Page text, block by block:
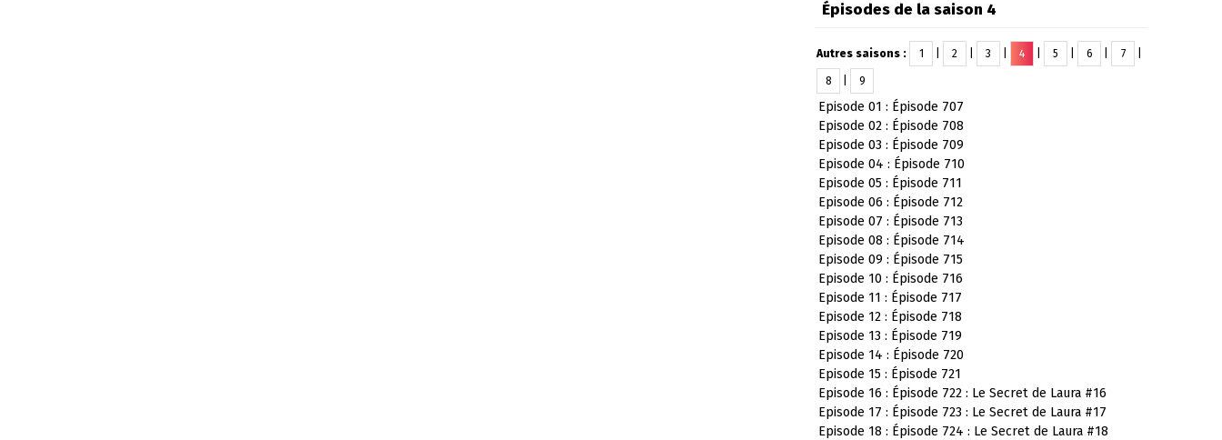
Épisodes de la saison 4
Autres saisons : 1 2 3 4 5 6 7
8 9
Episode 01 : Épisode 707
Episode 02 : Épisode 708
Episode 03 : Épisode 709
Episode 04 : Épisode 710
Episode 05 : Épisode 711
Episode 06 : Épisode 712
Episode 07 : Épisode 713
Episode 08 : Épisode 714
Episode 09 : Épisode 715
Episode 10 : Épisode 716
Episode 11 : Épisode 717
Episode 12 : Épisode 718
Episode 13 : Épisode 719
Episode 14 : Épisode 720
Episode 15 : Épisode 721
Episode 16 : Épisode 722 : Le Secret de Laura #16
Episode 17 : Épisode 723 : Le Secret de Laura #17
Episode 18 : Épisode 724 : Le Secret de Laura #18